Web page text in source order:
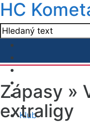
HC
Klub
Zápasy »
extraligy